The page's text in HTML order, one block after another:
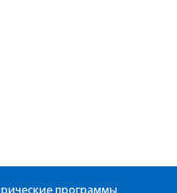
программы.